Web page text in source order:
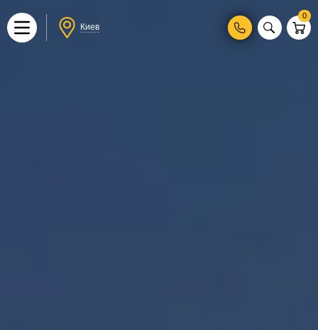
Киев
0